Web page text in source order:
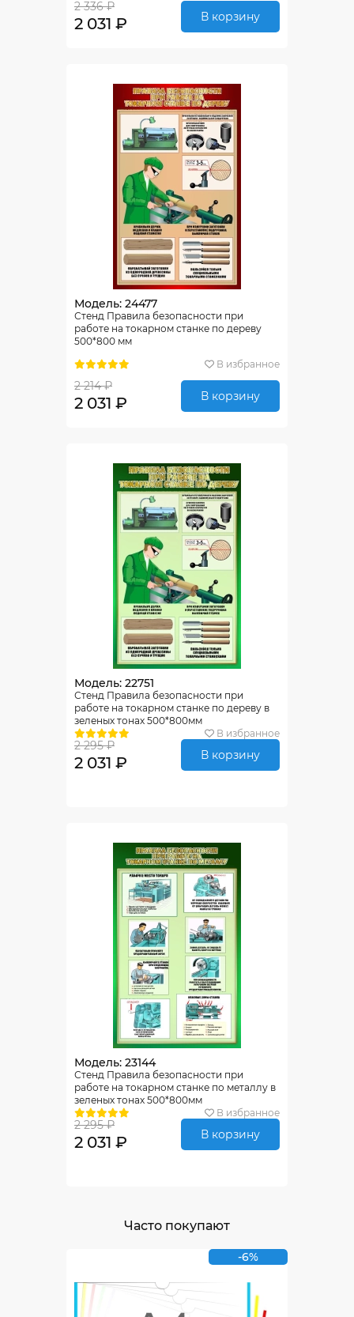
2 336 ₽
2 031 ₽ В корзину
Модель: 24477
Стенд Правила безопасности при
работе на токарном станке по дереву
500*800 мм
В избранное
2 214 ₽
2 031 ₽ В корзину
Модель: 22751
Стенд Правила безопасности при
работе на токарном станке по дереву в
зеленых тонах 500*800мм
В избранное
2 295 ₽
2 031 ₽ В корзину
Модель: 23144
Стенд Правила безопасности при
работе на токарном станке по металлу в
зеленых тонах 500*800мм
В избранное
2 295 ₽
2 031 ₽ В корзину
Часто покупают
-6%